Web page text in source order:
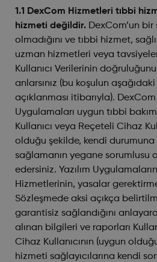
1.1 DexCom Hizmetleri tıbbi
hizmeti değildir. DexCom’un bir
olmadığını ve tıbbi hizmet,
uzman hizmetleri veya
Kullanıcı Verilerinin doğruluğunu
anlarsınız (bu koşulun
açıklanması itibarıyla).
Uygulamaları uygun tıbbi
Kullanıcı veya Reçeteli Cihaz
olduğu şekilde, kendi
sağlamanın yegane sorumlusu
edersiniz. Yazılım
Hizmetlerinin, yasalar
Sözleşmede aksi açıkça
garantisiz sağlandığını
alınan bilgileri ve raporları
Cihaz Kullanıcının (uygun
hizmeti sağlayıcılarına kendi